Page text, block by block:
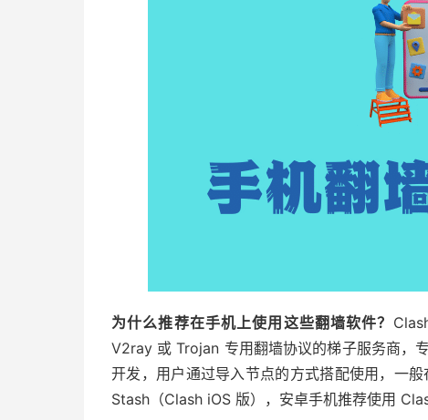
为什么推荐在手机上使用这些翻墙软件？
V2ray 或 Trojan 专用翻墙协议的梯子服务商，
开发，用户通过导入节点的方式搭配使用，一
Stash（Clash iOS 版），安卓手机推荐使用